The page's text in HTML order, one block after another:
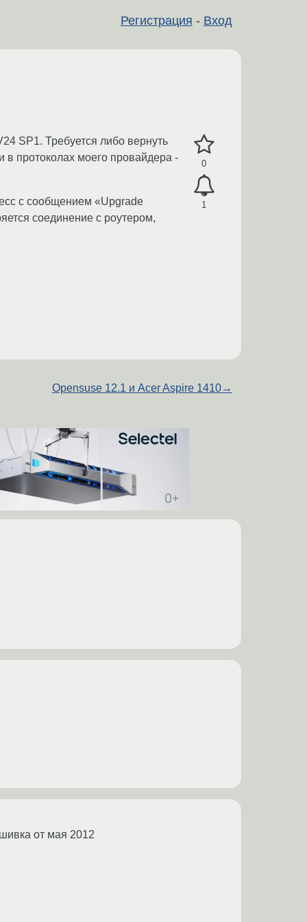
Регистрация - Вход
0
1
SP1. Требуется либо вернуть
протоколах моего провайдера -
с сообщением «Upgrade
соединение с роутером,
Opensuse 12.1 и Acer Aspire 1410→
от мая 2012